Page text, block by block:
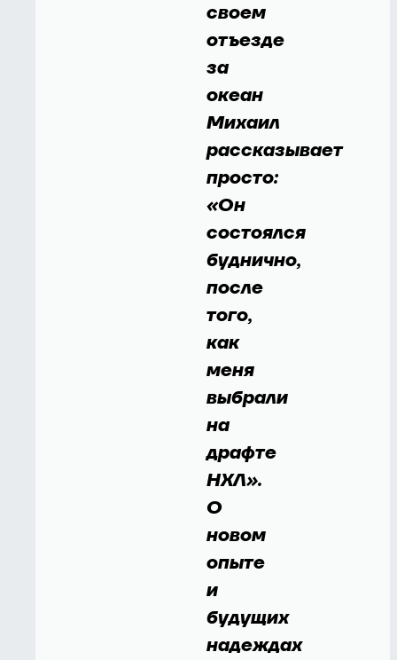
своем
отъезде
за
океан
Михаил
рассказывает
просто:
«Он
состоялся
буднично,
после
того,
как
меня
выбрали
на
драфте
НХЛ».
О
новом
опыте
и
будущих
надеждах